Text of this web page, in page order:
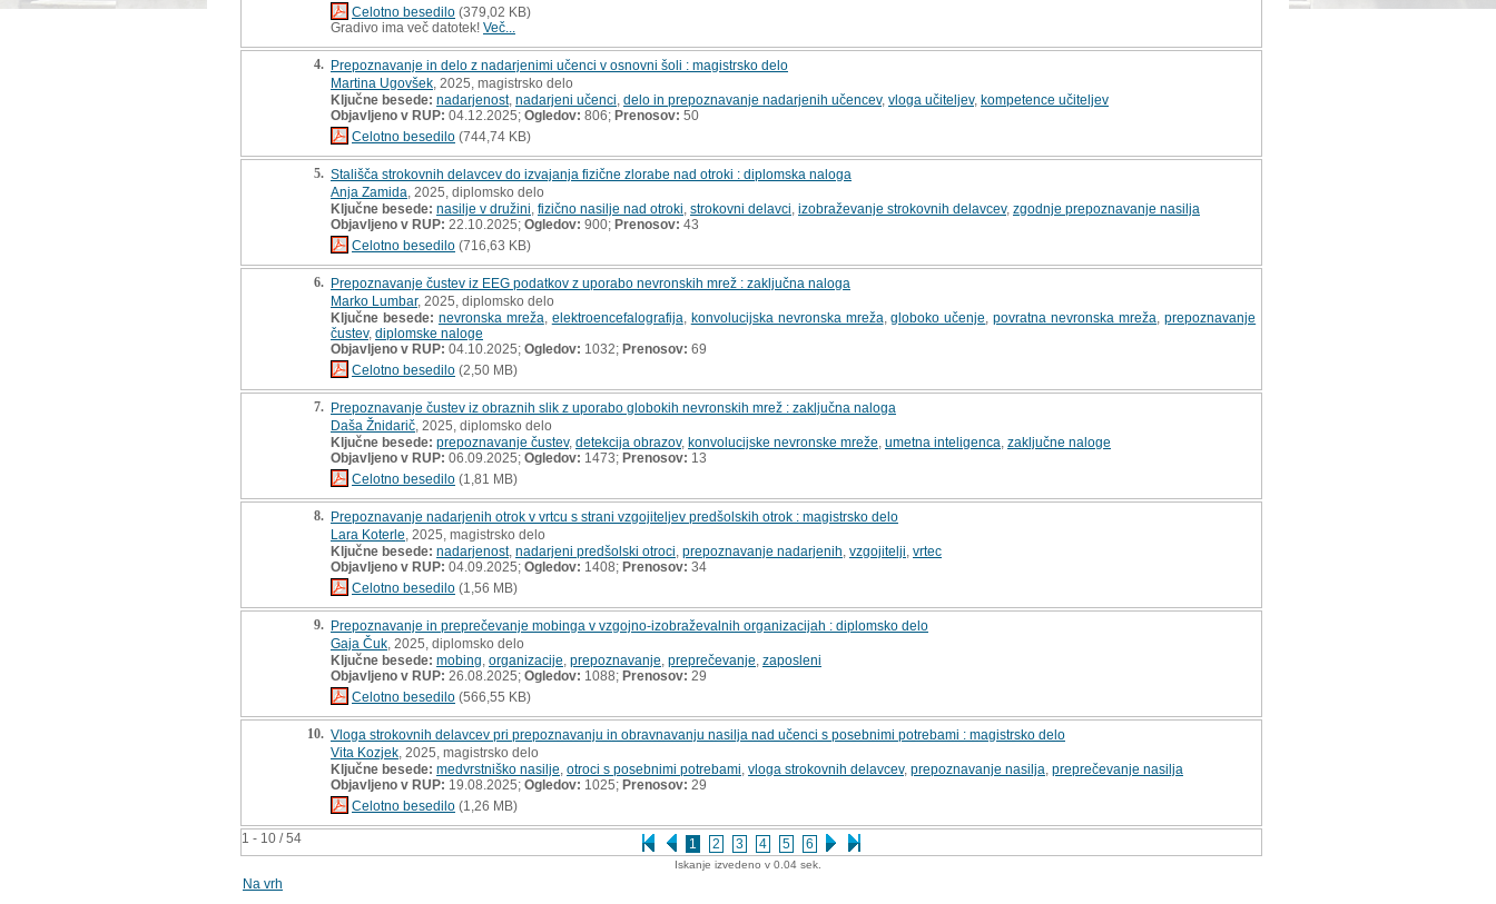
1 - 10 / 54 1 2 3 4 5 6
Celotno besedilo (379,02 KB)
Gradivo ima več datotek! Več...
4. Prepoznavanje in delo z nadarjenimi učenci v osnovni šoli : magistrsko delo
Martina Ugovšek , 2025, magistrsko delo
Ključne besede: nadarjenost, nadarjeni učenci delo in prepoznavanje nadarjenih učencev, vloga učiteljev, kompetence učiteljev
Objavljeno v RUP: 04.12.2025; Ogledov: 806; Prenosov: 50
Celotno besedilo (744,74 KB)
5. Stališča strokovnih delavcev do izvajanja fizične zlorabe nad otroki : diplomska naloga
Anja Zamida , 2025, diplomsko delo
Ključne besede: nasilje v družini fizično nasilje nad otroki strokovni delavci izobraževanje strokovnih delavcev, zgodnje prepoznavanje nasilja
Objavljeno v RUP: 22.10.2025; Ogledov: 900; Prenosov: 43
Celotno besedilo (716,63 KB)
6. Prepoznavanje čustev iz EEG podatkov z uporabo nevronskih mrež : zaključna naloga
Marko Lumbar, 2025, diplomsko delo
Ključne besede: nevronska mreža elektroencefalografija konvolucijska nevronska mreža ,globoko učenje ,povratna nevronska mreža ,prepoznavanje
čustev, diplomske naloge
Objavljeno v RUP: 04.10.2025; Ogledov: 1032; Prenosov: 69
Celotno besedilo (2,50 MB)
7. Prepoznavanje čustev iz obraznih slik z uporabo globokih nevronskih mrež : zaključna naloga
Daša Žnidarič , 2025, diplomsko delo
Ključne besede: prepoznavanje čustev, detekcija obrazov, konvolucijske nevronske mreže umetna inteligenca zaključne naloge
Objavljeno v RUP: 06.09.2025; Ogledov: 1473; Prenosov: 13
Celotno besedilo (1,81 MB)
8. Prepoznavanje nadarjenih otrok v vrtcu s strani vzgojiteljev predšolskih otrok : magistrsko delo
Lara Koterle , 2025, magistrsko delo
Ključne besede: nadarjenost, nadarjeni predšolski otroci prepoznavanje nadarjenih vzgojitelji vrtec
Objavljeno v RUP: 04.09.2025; Ogledov: 1408; Prenosov: 34
Celotno besedilo (1,56 MB)
9. Prepoznavanje in preprečevanje mobinga v vzgojno-izobraževalnih organizacijah : diplomsko delo
Gaja Čuk , 2025, diplomsko delo
Ključne besede: mobing organizacije prepoznavanje preprečevanje zaposleni
Objavljeno v RUP: 26.08.2025; Ogledov: 1088; Prenosov: 29
Celotno besedilo (566,55 KB)
10. Vloga strokovnih delavcev pri prepoznavanju in obravnavanju nasilja nad učenci s posebnimi potrebami : magistrsko delo
Vita Kozjek , 2025, magistrsko delo
Ključne besede: medvrstniško nasilje otroci s posebnimi potrebami vloga strokovnih delavcev, prepoznavanje nasilja preprečevanje nasilja
Objavljeno v RUP: 19.08.2025; Ogledov: 1025; Prenosov: 29
Celotno besedilo (1,26 MB)
Iskanje izvedeno v 0.04 sek.
Na vrh